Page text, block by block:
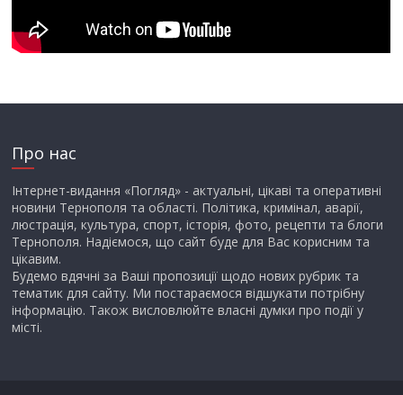
Про нас
Інтернет-видання «Погляд» - актуальні, цікаві та оперативні
новини Тернополя та області. Політика, кримінал, аварії,
люстрація, культура, спорт, історія, фото, рецепти та блоги
Тернополя. Надіємося, що сайт буде для Вас корисним та
цікавим.
Будемо вдячні за Ваші пропозиції щодо нових рубрик та
тематик для сайту. Ми постараємося відшукати потрібну
інформацію. Також висловлюйте власні думки про події у
місті.